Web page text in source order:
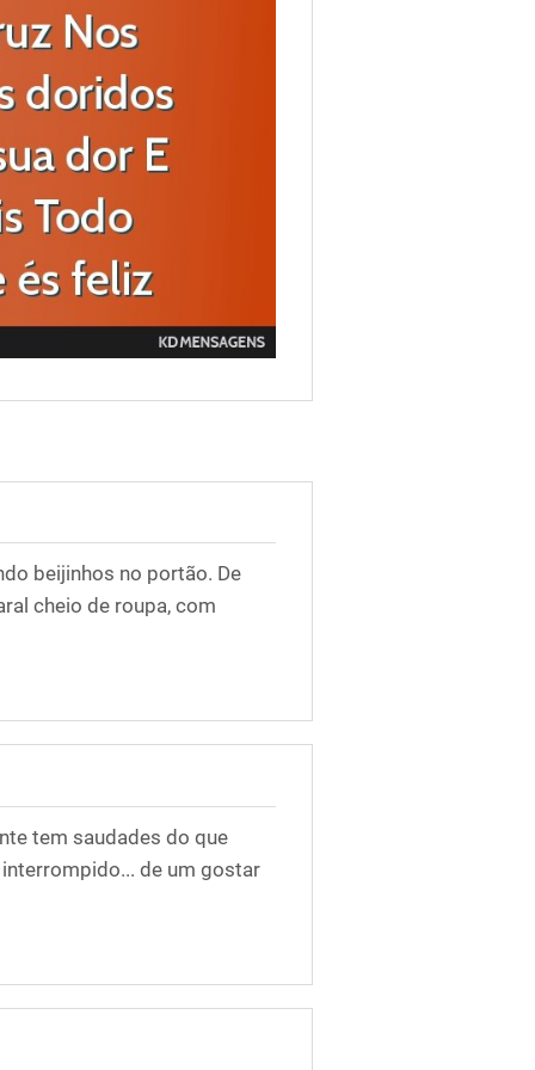
beijinhos no portão. De
cheio de roupa, com
tem saudades do que
interrompido... de um gostar